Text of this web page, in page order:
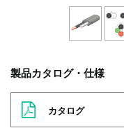
製品カタログ・仕様
カタログ